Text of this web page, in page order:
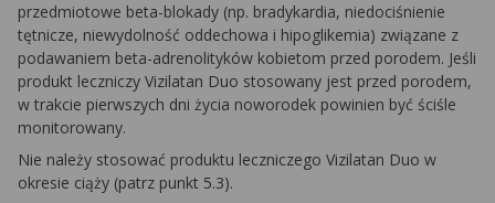
przedmiotowe beta-blokady (np. bradykardia, niedociśnienie
tętnicze, niewydolność oddechowa i hipoglikemia) związane z
podawaniem beta-adrenolityków kobietom przed porodem. Jeśli
produkt leczniczy Vizilatan Duo stosowany jest przed porodem,
w trakcie pierwszych dni życia noworodek powinien być ściśle
monitorowany.
Nie należy stosować produktu leczniczego Vizilatan Duo w
okresie ciąży (patrz punkt 5.3).